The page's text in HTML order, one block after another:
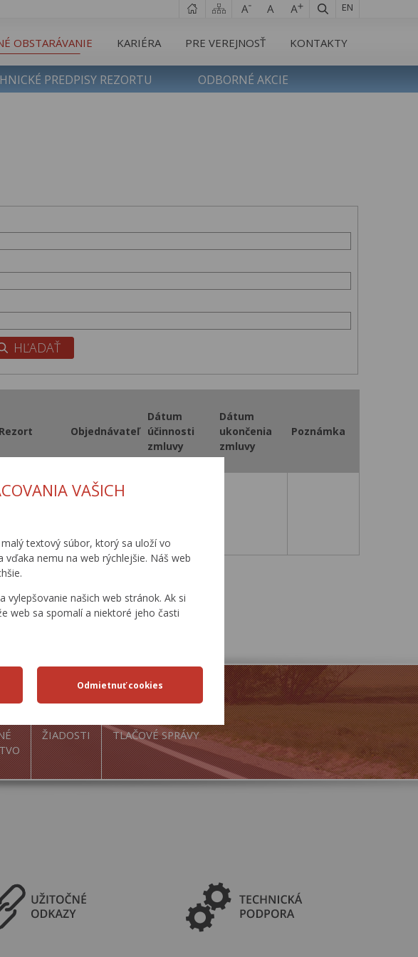
VAŠICH
textový súbor, ktorý sa uloží vo
nemu na web rýchlejšie. Náš web
našich web stránok. Ak si
web sa spomalí a niektoré jeho časti
EN
OBSTARÁVANIE KARIÉRA PRE VEREJNOSŤ KONTAKTY
PREDPISY REZORTU ODBORNÉ AKCIE
Rezort Objednávateľ
Dátum
účinnosti
zmluvy
Dátum
ukončenia
zmluvy
Poznámka
5
5 6 7 8 9 10 ...
ŽIADOSTI TLAČOVÉ SPRÁVY